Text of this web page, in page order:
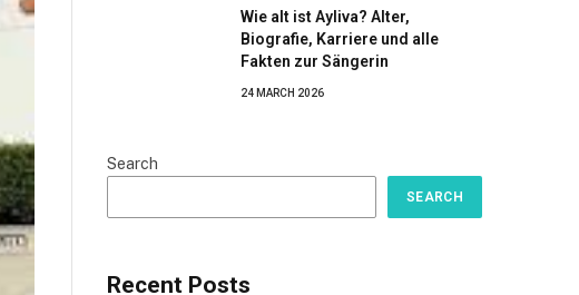
Wie alt ist Ayliva? Alter,
Biografie, Karriere und alle
Fakten zur Sängerin
24 MARCH 2026
Search
SEARCH
Recent Posts